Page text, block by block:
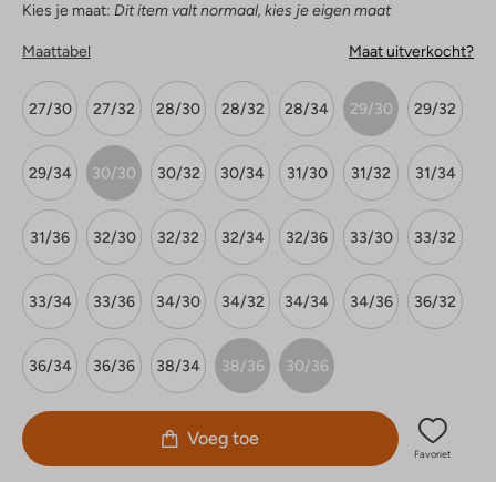
Kies je maat: Dit item valt normaal, kies je eigen maat
Maattabel Maat uitverkocht?
27/30 27/32 28/30 28/32 28/34 29/30 29/32
29/34 30/30 30/32 30/34 31/30 31/32 31/34
31/36 32/30 32/32 32/34 32/36 33/30 33/32
33/34 33/36 34/30 34/32 34/34 34/36 36/32
36/34 36/36 38/34 38/36 30/36
Voeg toe
Favoriet